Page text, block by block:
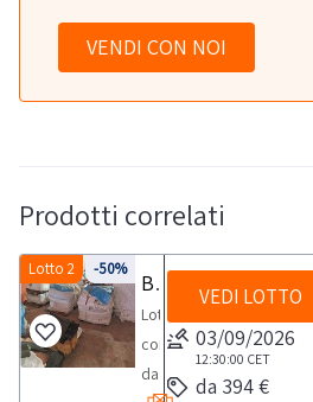
VENDI CON NOI
Prodotti correlati
-50%
Lotto 2
Balle di pellame
Lotto
composto
da:
VEDI LOTTO
03/09/2026
12:30:00 CET
da 394 €